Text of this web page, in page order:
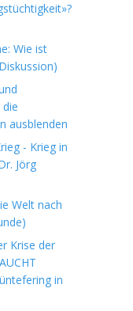
Wie ist
die
ausblenden
- Krieg in
Jörg
Welt nach
Krise der
in